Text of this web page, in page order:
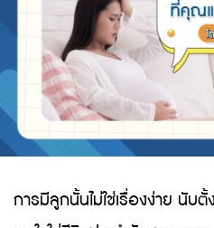
การมีลูกนั้นไม่ใช่เรื่องง่าย นับ